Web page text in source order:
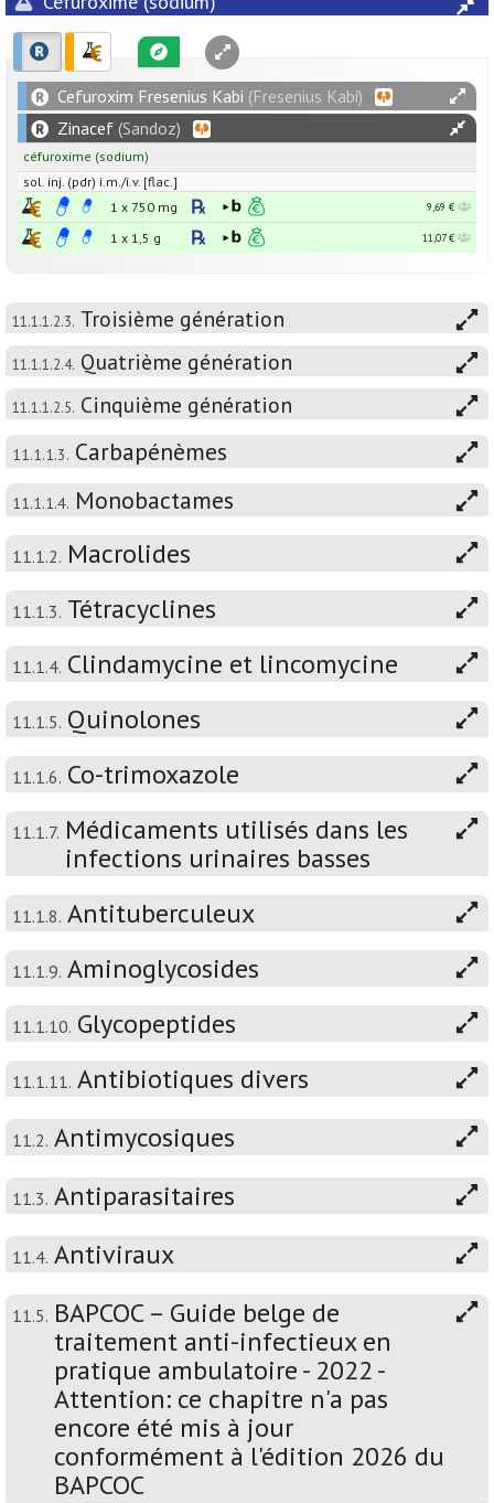
Cefuroxim Fresenius Kabi (Fresenius Kabi)
Zinacef (Sandoz)
céfuroxime (sodium)
sol. inj. (pdr) i.m./i.v. [flac.]
1 x 750 mg 9,69 €
1 x 1,5 g 11,07 €
11.1.1.2.3. Troisième génération
11.1.1.2.4. Quatrième génération
11.1.1.2.5. Cinquième génération
11.1.1.3. Carbapénèmes
11.1.1.4. Monobactames
11.1.2. Macrolides
11.1.3. Tétracyclines
11.1.4. Clindamycine et lincomycine
11.1.5. Quinolones
11.1.6. Co-trimoxazole
11.1.7. Médicaments utilisés dans les
infections urinaires basses
11.1.8. Antituberculeux
11.1.9. Aminoglycosides
11.1.10. Glycopeptides
11.1.11. Antibiotiques divers
11.2. Antimycosiques
11.3. Antiparasitaires
11.4. Antiviraux
11.5. BAPCOC – Guide belge de
traitement anti-infectieux en
pratique ambulatoire - 2022 -
Attention: ce chapitre n'a pas
encore été mis à jour
conformément à l'édition 2026 du
BAPCOC